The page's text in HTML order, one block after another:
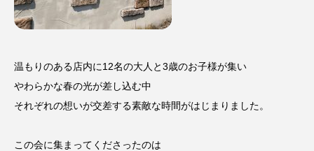
温もりのある店内に12名の大人と3歳のお子様が集い
やわらかな春の光が差し込む中
それぞれの想いが交差する素敵な時間がはじまりました。
この会に集まってくださったのは